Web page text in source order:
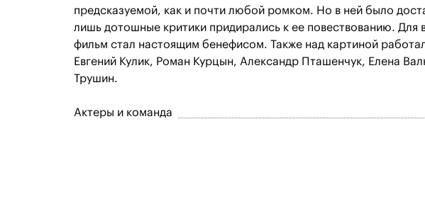
предсказуемой, как и почти любой ромком. Но в ней было
лишь дотошные критики придирались к ее повествованию.
фильм стал настоящим бенефисом. Также над картиной
Евгений Кулик, Роман Курцын, Александр Пташенчук, Елена
Трушин.
Актеры и команда